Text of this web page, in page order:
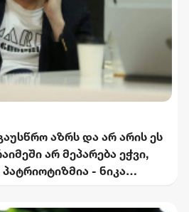
აზრს და არ არის ეს
არ მეპარება ეჭვი,
- ნიკა